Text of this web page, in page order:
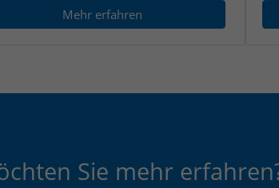
Mehr erfahren
Sie mehr